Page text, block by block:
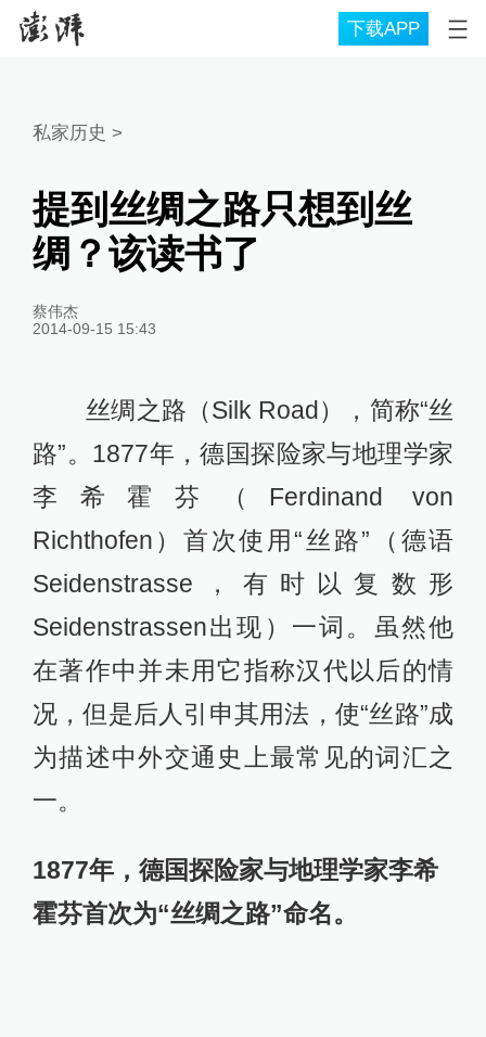
下载APP
私家历史 >
提到丝绸之路只想到丝
绸？该读书了
蔡伟杰
2014-09-15 15:43
丝绸之路（Silk Road），简称“丝
路”。1877年，德国探险家与地理学家
李希霍芬（Ferdinand von
Richthofen）首次使用“丝路”（德语
Seidenstrasse，有时以复数形
Seidenstrassen出现）一词。虽然他
在著作中并未用它指称汉代以后的情
况，但是后人引申其用法，使“丝路”成
为描述中外交通史上最常见的词汇之
一。
1877年，德国探险家与地理学家李希
霍芬首次为“丝绸之路”命名。